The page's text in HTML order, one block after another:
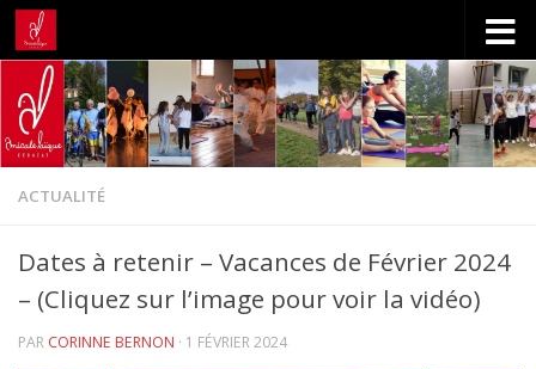
Skip to content
ACTUALITÉ
Dates à retenir – Vacances de Février 2024
– (Cliquez sur l’image pour voir la vidéo)
PAR CORINNE BERNON · 1 FÉVRIER 2024